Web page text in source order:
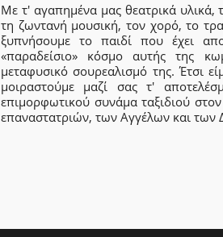
Με τ' αγαπημένα μας θεατρικά υλικά,
τη ζωντανή μουσική, τον χορό, το
ξυπνήσουμε το παιδί που έχει
«παραδείσιο» κόσμο αυτής της
μεταφυσικό σουρεαλισμό της. Έτσι
μοιραστούμε μαζί σας τ'
επιμορφωτικού συνάμα ταξιδιού
επαναστατριών, των Αγγέλων και των